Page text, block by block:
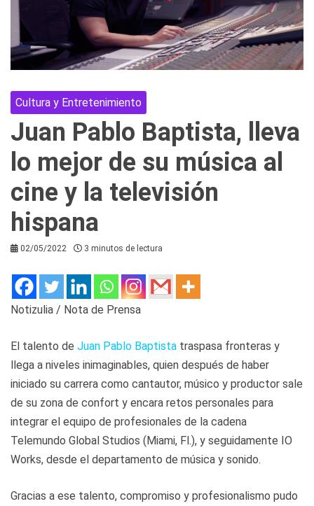
Cultura y Entretenimiento
Juan Pablo Baptista, lleva
lo mejor de su música al
cine y la televisión
hispana
02/05/2022 3 minutos de lectura
Notizulia / Nota de Prensa
El talento de Juan Pablo Baptista traspasa fronteras y
llega a niveles inimaginables, quien después de haber
iniciado su carrera como cantautor, músico y productor sale
de su zona de confort y encara retos personales para
integrar el equipo de profesionales de la cadena
Telemundo Global Studios (Miami, Fl.), y seguidamente IO
Works, desde el departamento de música y sonido.
Gracias a ese talento, compromiso y profesionalismo pudo